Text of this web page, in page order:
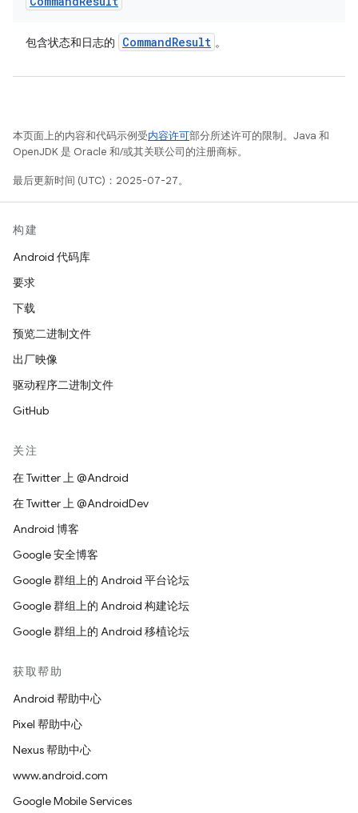
包含状态和日志的 CommandResult 。
本页面上的内容和代码示例受内容许可部分所述许可的限制。Java 和
OpenJDK 是 Oracle 和/或其关联公司的注册商标。
最后更新时间 (UTC)：2025-07-27。
构建
Android 代码库
要求
下载
预览二进制文件
出厂映像
驱动程序二进制文件
GitHub
关注
在 Twitter 上 @Android
在 Twitter 上 @AndroidDev
Android 博客
Google 安全博客
Google 群组上的 Android 平台论坛
Google 群组上的 Android 构建论坛
Google 群组上的 Android 移植论坛
获取帮助
Android 帮助中心
Pixel 帮助中心
Nexus 帮助中心
www.android.com
Google Mobile Services